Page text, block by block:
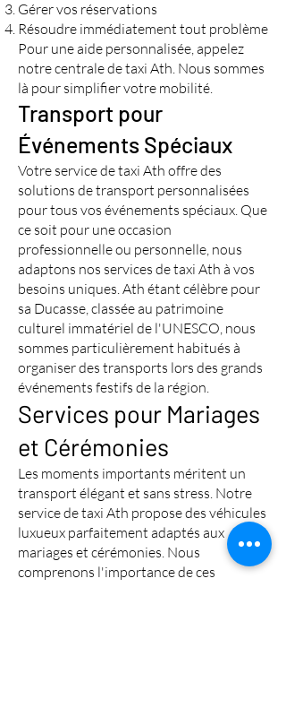
Gérer vos réservations
Résoudre immédiatement tout problème
Pour une aide personnalisée, appelez
notre centrale de taxi Ath. Nous sommes
là pour simplifier votre mobilité.
Transport pour
Événements Spéciaux
Votre service de taxi Ath offre des
solutions de transport personnalisées
pour tous vos événements spéciaux. Que
ce soit pour une occasion
professionnelle ou personnelle, nous
adaptons nos services de taxi Ath à vos
besoins uniques. Ath étant célèbre pour
sa Ducasse, classée au patrimoine
culturel immatériel de l'UNESCO, nous
sommes particulièrement habitués à
organiser des transports lors des grands
événements festifs de la région.
Services pour Mariages
et Cérémonies
Les moments importants méritent un
transport élégant et sans stress. Notre
service de taxi Ath propose des véhicules
luxueux parfaitement adaptés aux
mariages et cérémonies. Nous
comprenons l'importance de ces